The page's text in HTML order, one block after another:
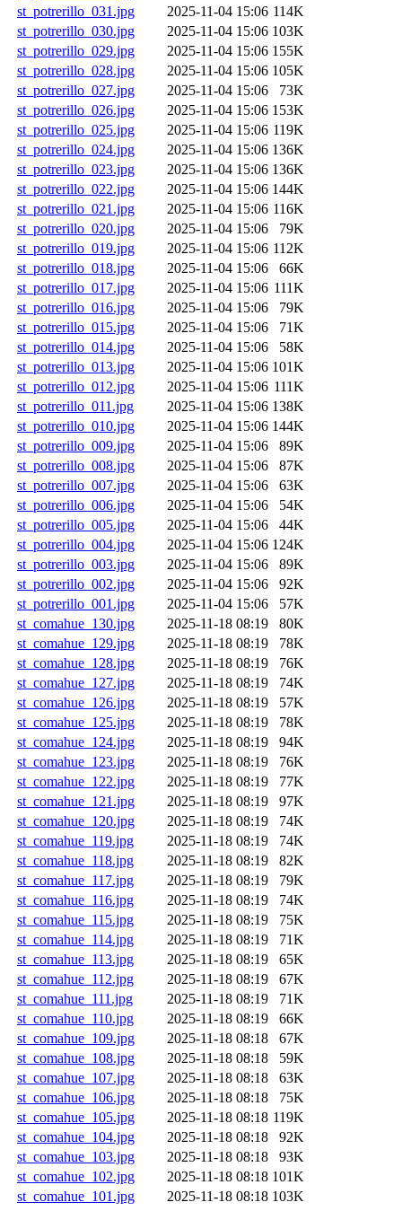
st_potrerillo_031.jpg
2025-11-04 15:06 114K
st_potrerillo_030.jpg
2025-11-04 15:06 103K
st_potrerillo_029.jpg
2025-11-04 15:06 155K
st_potrerillo_028.jpg
2025-11-04 15:06 105K
st_potrerillo_027.jpg
2025-11-04 15:06
73K
st_potrerillo_026.jpg
2025-11-04 15:06 153K
st_potrerillo_025.jpg
2025-11-04 15:06 119K
st_potrerillo_024.jpg
2025-11-04 15:06 136K
st_potrerillo_023.jpg
2025-11-04 15:06 136K
st_potrerillo_022.jpg
2025-11-04 15:06 144K
st_potrerillo_021.jpg
2025-11-04 15:06 116K
st_potrerillo_020.jpg
2025-11-04 15:06
79K
st_potrerillo_019.jpg
2025-11-04 15:06 112K
st_potrerillo_018.jpg
2025-11-04 15:06
66K
st_potrerillo_017.jpg
2025-11-04 15:06 111K
st_potrerillo_016.jpg
2025-11-04 15:06
79K
st_potrerillo_015.jpg
2025-11-04 15:06
71K
st_potrerillo_014.jpg
2025-11-04 15:06
58K
st_potrerillo_013.jpg
2025-11-04 15:06 101K
st_potrerillo_012.jpg
2025-11-04 15:06 111K
st_potrerillo_011.jpg
2025-11-04 15:06 138K
st_potrerillo_010.jpg
2025-11-04 15:06 144K
st_potrerillo_009.jpg
2025-11-04 15:06
89K
st_potrerillo_008.jpg
2025-11-04 15:06
87K
st_potrerillo_007.jpg
2025-11-04 15:06
63K
st_potrerillo_006.jpg
2025-11-04 15:06
54K
st_potrerillo_005.jpg
2025-11-04 15:06
44K
st_potrerillo_004.jpg
2025-11-04 15:06 124K
st_potrerillo_003.jpg
2025-11-04 15:06
89K
st_potrerillo_002.jpg
2025-11-04 15:06
92K
st_potrerillo_001.jpg
2025-11-04 15:06
57K
st_comahue_130.jpg
2025-11-18 08:19
80K
st_comahue_129.jpg
2025-11-18 08:19
78K
st_comahue_128.jpg
2025-11-18 08:19
76K
st_comahue_127.jpg
2025-11-18 08:19
74K
st_comahue_126.jpg
2025-11-18 08:19
57K
st_comahue_125.jpg
2025-11-18 08:19
78K
st_comahue_124.jpg
2025-11-18 08:19
94K
st_comahue_123.jpg
2025-11-18 08:19
76K
st_comahue_122.jpg
2025-11-18 08:19
77K
st_comahue_121.jpg
2025-11-18 08:19
97K
st_comahue_120.jpg
2025-11-18 08:19
74K
st_comahue_119.jpg
2025-11-18 08:19
74K
st_comahue_118.jpg
2025-11-18 08:19
82K
st_comahue_117.jpg
2025-11-18 08:19
79K
st_comahue_116.jpg
2025-11-18 08:19
74K
st_comahue_115.jpg
2025-11-18 08:19
75K
st_comahue_114.jpg
2025-11-18 08:19
71K
st_comahue_113.jpg
2025-11-18 08:19
65K
st_comahue_112.jpg
2025-11-18 08:19
67K
st_comahue_111.jpg
2025-11-18 08:19
71K
st_comahue_110.jpg
2025-11-18 08:19
66K
st_comahue_109.jpg
2025-11-18 08:18
67K
st_comahue_108.jpg
2025-11-18 08:18
59K
st_comahue_107.jpg
2025-11-18 08:18
63K
st_comahue_106.jpg
2025-11-18 08:18
75K
st_comahue_105.jpg
2025-11-18 08:18 119K
st_comahue_104.jpg
2025-11-18 08:18
92K
st_comahue_103.jpg
2025-11-18 08:18
93K
st_comahue_102.jpg
2025-11-18 08:18 101K
st_comahue_101.jpg
2025-11-18 08:18 103K